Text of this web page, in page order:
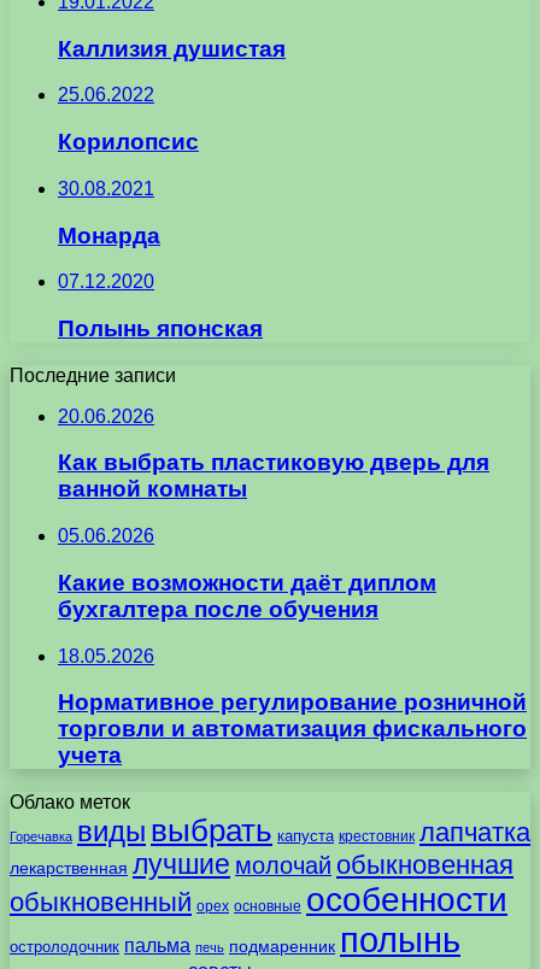
Каллизия душистая
25.06.2022
Корилопсис
30.08.2021
Монарда
07.12.2020
Полынь японская
Последние записи
20.06.2026
Как выбрать пластиковую дверь для
ванной комнаты
05.06.2026
Какие возможности даёт диплом
бухгалтера после обучения
18.05.2026
Нормативное регулирование розничной
торговли и автоматизация фискального
учета
Облако меток
Горечавка виды выбрать капуста крестовник лапчатка
лекарственная лучшие молочай обыкновенная
обыкновенный орех основные особенности
остролодочник пальма печь подмаренник полынь